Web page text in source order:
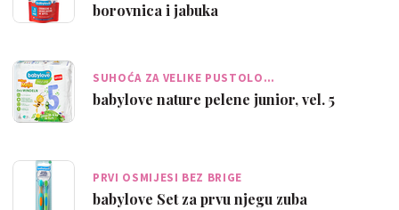
borovnica i jabuka
SUHOĆA ZA VELIKE PUSTOLO…
babylove nature pelene junior, vel. 5
PRVI OSMIJESI BEZ BRIGE
babylove Set za prvu njegu zuba